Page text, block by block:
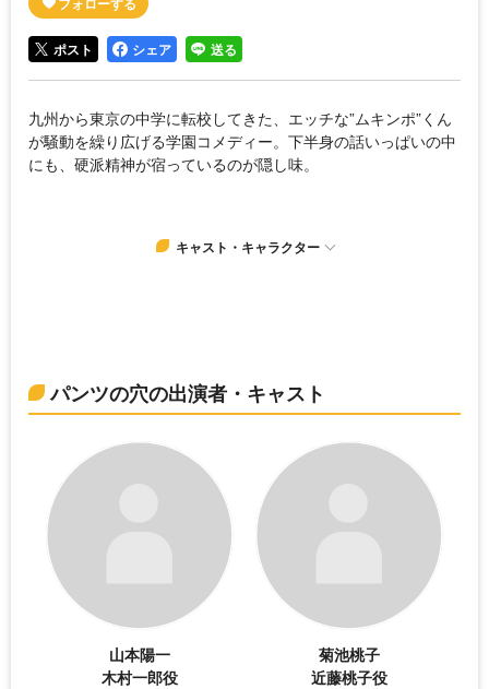
ポスト シェア 送る
九州から東京の中学に転校してきた、エッチな”ムキンポ”くん
が騒動を繰り広げる学園コメディー。下半身の話いっぱいの中
にも、硬派精神が宿っているのが隠し味。
キャスト・キャラクター
パンツの穴の出演者・キャスト
山本陽一
木村一郎役
菊池桃子
近藤桃子役